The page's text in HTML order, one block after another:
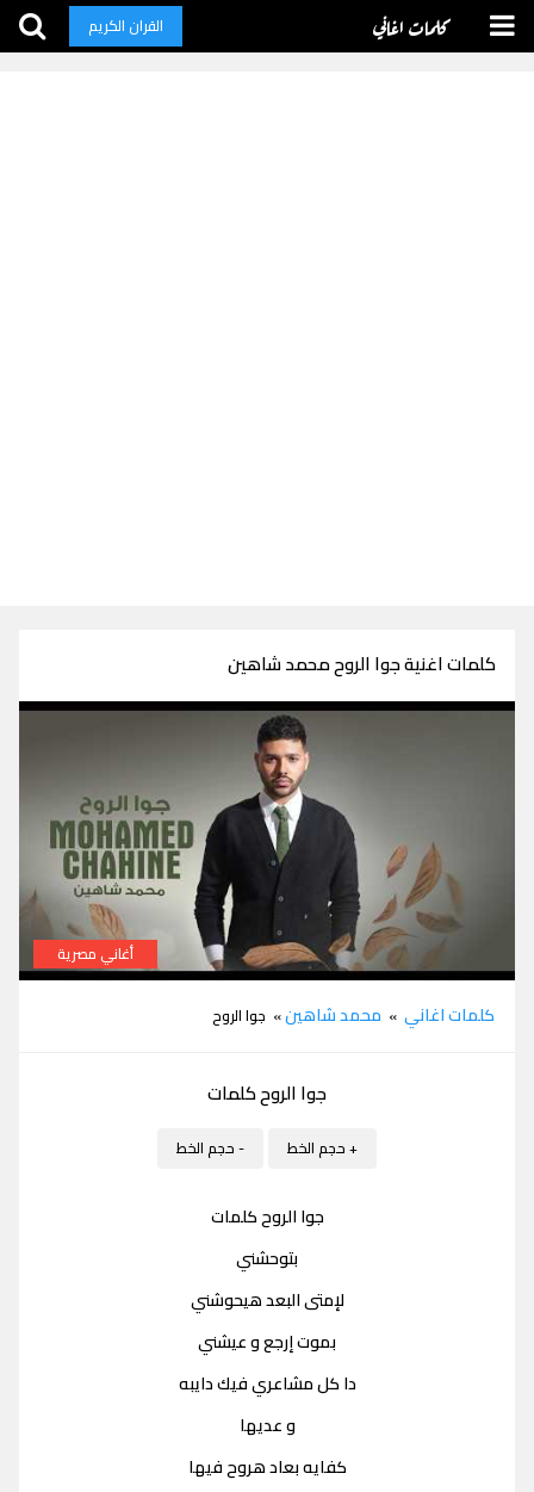
كلمات اغاني القران الكريم
كلمات اغنية جوا الروح محمد شاهين
أغاني مصرية
كلمات اغاني » محمد شاهين» جوا الروح
جوا الروح كلمات
+ حجم الخط - حجم الخط
جوا الروح كلمات
بتوحشني
لإمتى البعد هيحوشني
بموت إرجع و عيشني
دا كل مشاعري فيك دايبه
و عديها
كفايه بعاد هروح فيها